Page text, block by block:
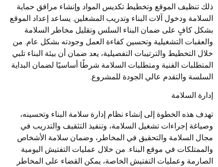
ذلك تنظيف الموقع وتخطيط تكديس المواد وإنشاء مرافق حماية
السلامة ودخول آلات البناء وتدريب المشغلين. يساعد إعداد الموقع
بشكل كافٍ على ضمان البناء السلس وتقليل مخاطر السلامة
والعقبات التشغيلية وتحسين كفاءة العمل وجودته بشكل عام. من
خلال التخطيط والترتيبات التفصيلية، يعد ضمان أن بيئة البناء تلبي
المتطلبات الفنية ومتطلبات السلامة شرطًا أساسيًا لضمان البداية
السلسة والتقدم عالي الجودة للمشروع.
إدارة السلامة
تهدف هذه الخطوة إلى إنشاء نظام إدارة سلامة البناء وتحسينه،
وصياغة إجراءات تشغيل السلامة، وتنفيذ التثقيف والتدريب في
مجال السلامة والتحقيق في المخاطر، وضمان سلامة الأشخاص
والممتلكات في موقع البناء. من خلال عمليات التفتيش اليومية
الصارمة وعمليات التفتيش الخاصة، يمكن القضاء على المخاطر